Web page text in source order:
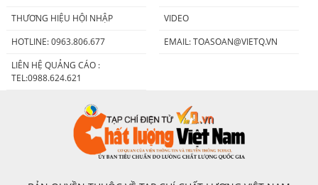
THƯƠNG HIỆU HỘI NHẬP
VIDEO
HOTLINE: 0963.806.677
EMAIL:TOASOAN@VIETQ.VN
LIÊN HỆ QUẢNG CÁO :
TEL:0988.624.621